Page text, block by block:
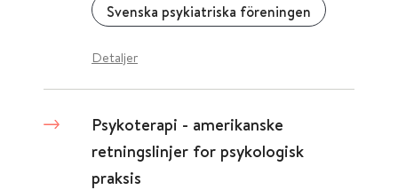
Svenska psykiatriska föreningen
Detaljer
Psykoterapi - amerikanske
retningslinjer for psykologisk
praksis